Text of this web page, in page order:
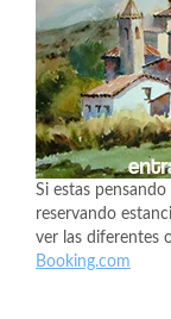
Si estas
reservando
ver las diferentes
Booking.com